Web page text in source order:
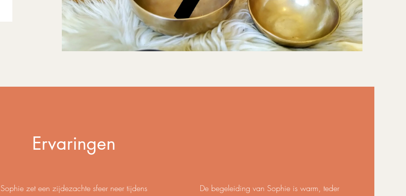
Ervaringen
Sophie zet een zijdezachte sfeer neer tijdens
De begeleiding van Sophie is warm, teder